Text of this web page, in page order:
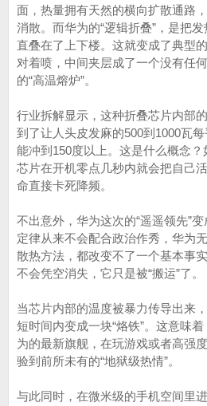
面，热量拥有天然的横向扩散通路
消散。而华为的“逻辑折叠”，是把
直叠在了上下楼。这就变成了典型
对着喷，中间夹层成了一个没有任
的“高温熔炉”。
行业拆解显示，这种折叠芯片内部
到了让人头皮发麻的500到1000瓦
能冲到150度以上。这是什么概念
芯片在开机零点几秒内就会把自己
命直接卡死降频。
不出意外，华为这次的“遥遥领先”
定律从来不会配合政治作秀，华为
散热方法，都改变不了一个基本事
不会凭空消失，它只是被“搬运”了。
当芯片内部的温度被暴力传导出来
短时间内变成一块“烙铁”。这意味
为的最新旗舰，在玩游戏或者高强
验到前所未有的“地狱级热情”。
与此同时，在微米级的手机空间里